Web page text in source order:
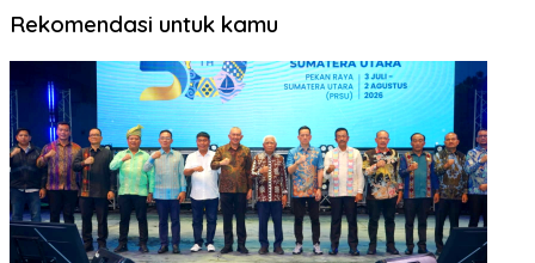
Rekomendasi untuk kamu